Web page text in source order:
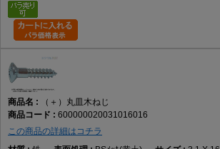
（＋）丸皿木ねじ
600000020031016016
この商品の詳細はコチラ